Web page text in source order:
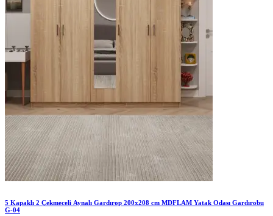
5 Kapaklı 2 Çekmeceli Aynalı Gardırop 200x208 cm MDFLAM Yatak Odası Gardırobu
G-04